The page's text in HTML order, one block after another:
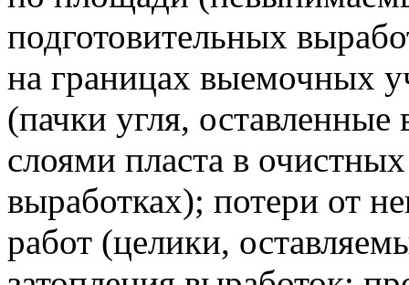
подготовительных
на границах выемочных
(пачки угля,
слоями пласта в
выработках); потери от
работ (целики,